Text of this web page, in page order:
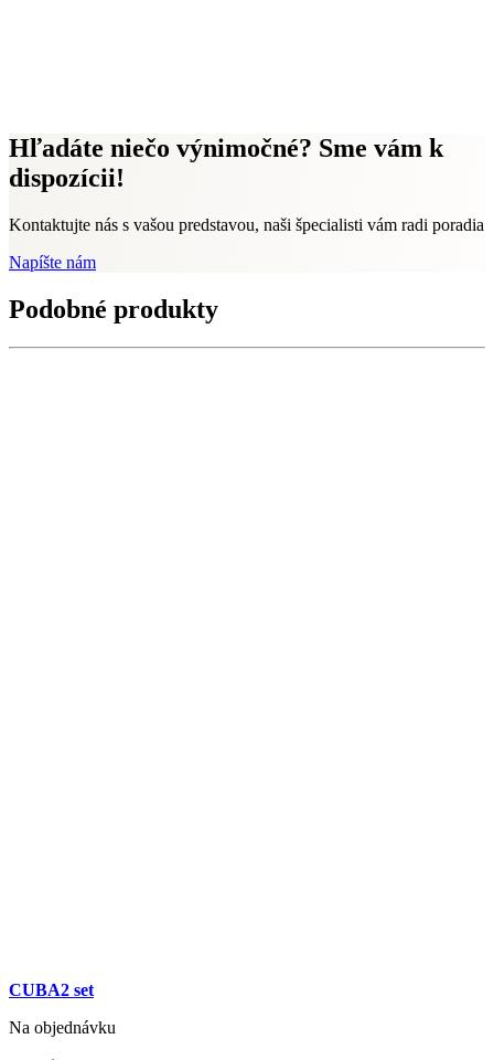
Hľadáte niečo výnimočné? Sme vám k
dispozícii!
Kontaktujte nás s vašou predstavou, naši špecialisti vám radi poradia
Napíšte nám
Podobné produkty
CUBA2 set
Na objednávku